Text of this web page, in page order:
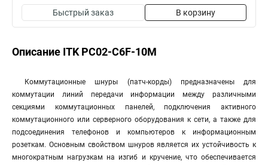
Быстрый заказ В корзину
Описание ITK PC02-C6F-10M
Коммутационные шнуры (патч-корды) предназначены для
коммутации линий передачи информации между различными
секциями коммутационных панелей, подключения активного
коммутационного или серверного оборудования к сети, а также для
подсоединения телефонов и компьютеров к информационным
розеткам. Основным свойством шнуров является их устойчивость к
многократным нагрузкам на изгиб и кручение, что обеспечивается